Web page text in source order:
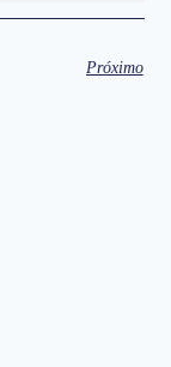
Próximo